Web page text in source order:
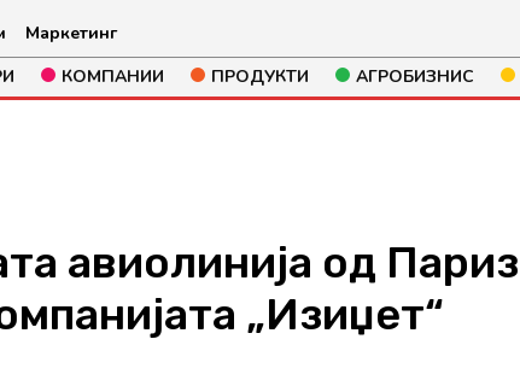
Маркетинг
КОМПАНИИ ПРОДУКТИ АГРОБИЗНИС
авиолинија од Париз
„Изиџет“